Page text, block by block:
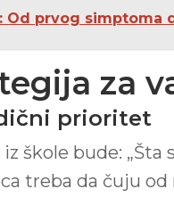
Od prvog simptoma
za
prioritet
škole bude: „Šta
treba da čuju